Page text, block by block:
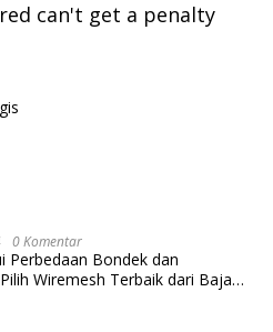
can't get a penalty
0 Komentar
Perbedaan Bondek dan
Wiremesh Terbaik dari Baja